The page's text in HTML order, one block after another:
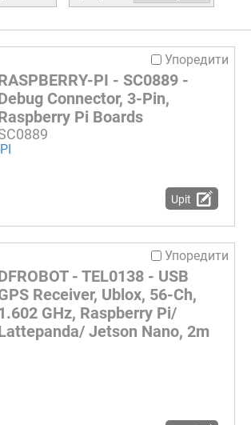
Упоредити
PI - SC0889 -
Connector, 3-Pin,
Pi Boards
Upit
Упоредити
- TEL0138 - USB
Receiver, Ublox, 56-Ch,
GHz, Raspberry Pi/
Jetson Nano, 2m